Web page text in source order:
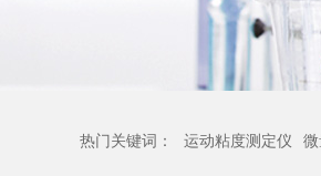
热门关键词： 运动粘度测定仪